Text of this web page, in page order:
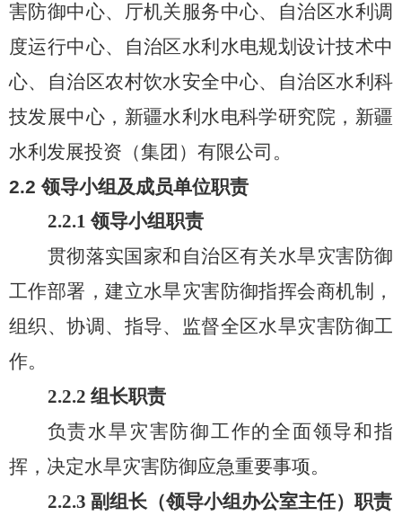
害防御中心、厅机关服务中心、自治区水利调
度运行中心、自治区水利水电规划设计技术中
心、自治区农村饮水安全中心、自治区水利科
技发展中心，新疆水利水电科学研究院，新疆
水利发展投资（集团）有限公司。
2.2领导小组及成员单位职责
2.2.1领导小组职责
贯彻落实国家和自治区有关水旱灾害防御
工作部署，建立水旱灾害防御指挥会商机制，
组织、协调、指导、监督全区水旱灾害防御工
作。
2.2.2 组长职责
负责水旱灾害防御工作的全面领导和指
挥，决定水旱灾害防御应急重要事项。
2.2.3 副组长（领导小组办公室主任）职责